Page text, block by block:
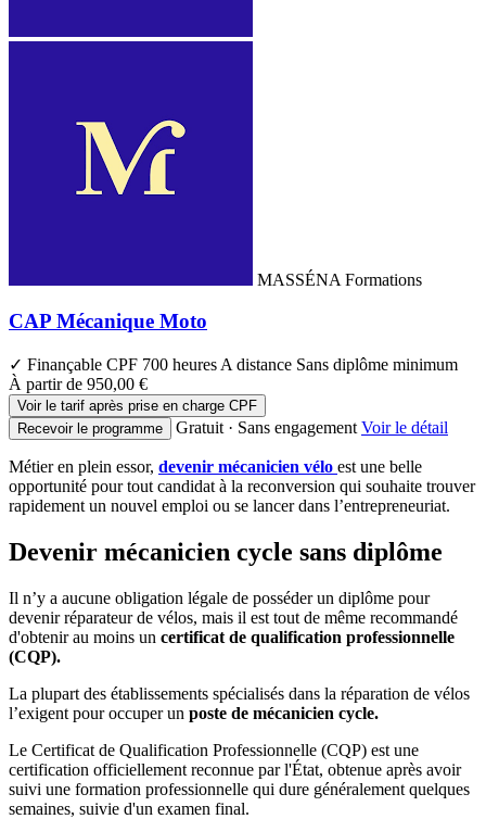
MASSÉNA Formations
CAP Mécanique Moto
✓ Finançable CPF 700 heures A distance Sans diplôme minimum
À partir de 950,00 €
Voir le tarif après prise en charge CPF
Recevoir le programme
Gratuit · Sans engagement Voir le détail
Métier en plein essor, devenir mécanicien vélo est une belle
opportunité pour tout candidat à la reconversion qui souhaite trouver
rapidement un nouvel emploi ou se lancer dans l’entrepreneuriat.
Devenir mécanicien cycle sans diplôme
Il n’y a aucune obligation légale de posséder un diplôme pour
devenir réparateur de vélos, mais il est tout de même recommandé
d'obtenir au moins un certificat de qualification professionnelle
(CQP).
La plupart des établissements spécialisés dans la réparation de vélos
l’exigent pour occuper un poste de mécanicien cycle.
Le Certificat de Qualification Professionnelle (CQP) est une
certification officiellement reconnue par l'État, obtenue après avoir
suivi une formation professionnelle qui dure généralement quelques
semaines, suivie d'un examen final.